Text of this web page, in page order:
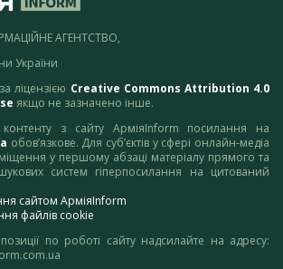
АГЕНТСТВО,
України
ліцензією Creative Commons Attribution 4.0
якщо не зазначено інше.
з сайту АрміяInform посилання на
обов’язкове. Для суб’єктів у сфері онлайн-медіа
у першому абзаці матеріалу прямого та
систем гіперпосилання на цитований
сайтом АрміяInform
файлів cookie
по роботі сайту надсилайте на адресу: